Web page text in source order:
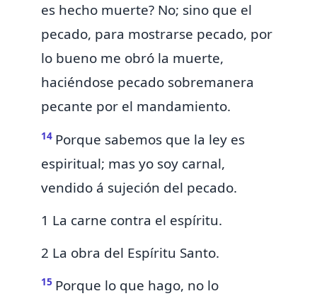
es hecho muerte? No; sino que el
pecado, para mostrarse pecado, por
lo bueno me obró la muerte,
haciéndose pecado sobremanera
pecante por el mandamiento.
14 Porque sabemos que la ley es
espiritual; mas yo soy carnal,
vendido á sujeción del pecado.
1 La carne contra el espíritu.
2 La obra del Espíritu Santo.
15 Porque lo que hago, no lo